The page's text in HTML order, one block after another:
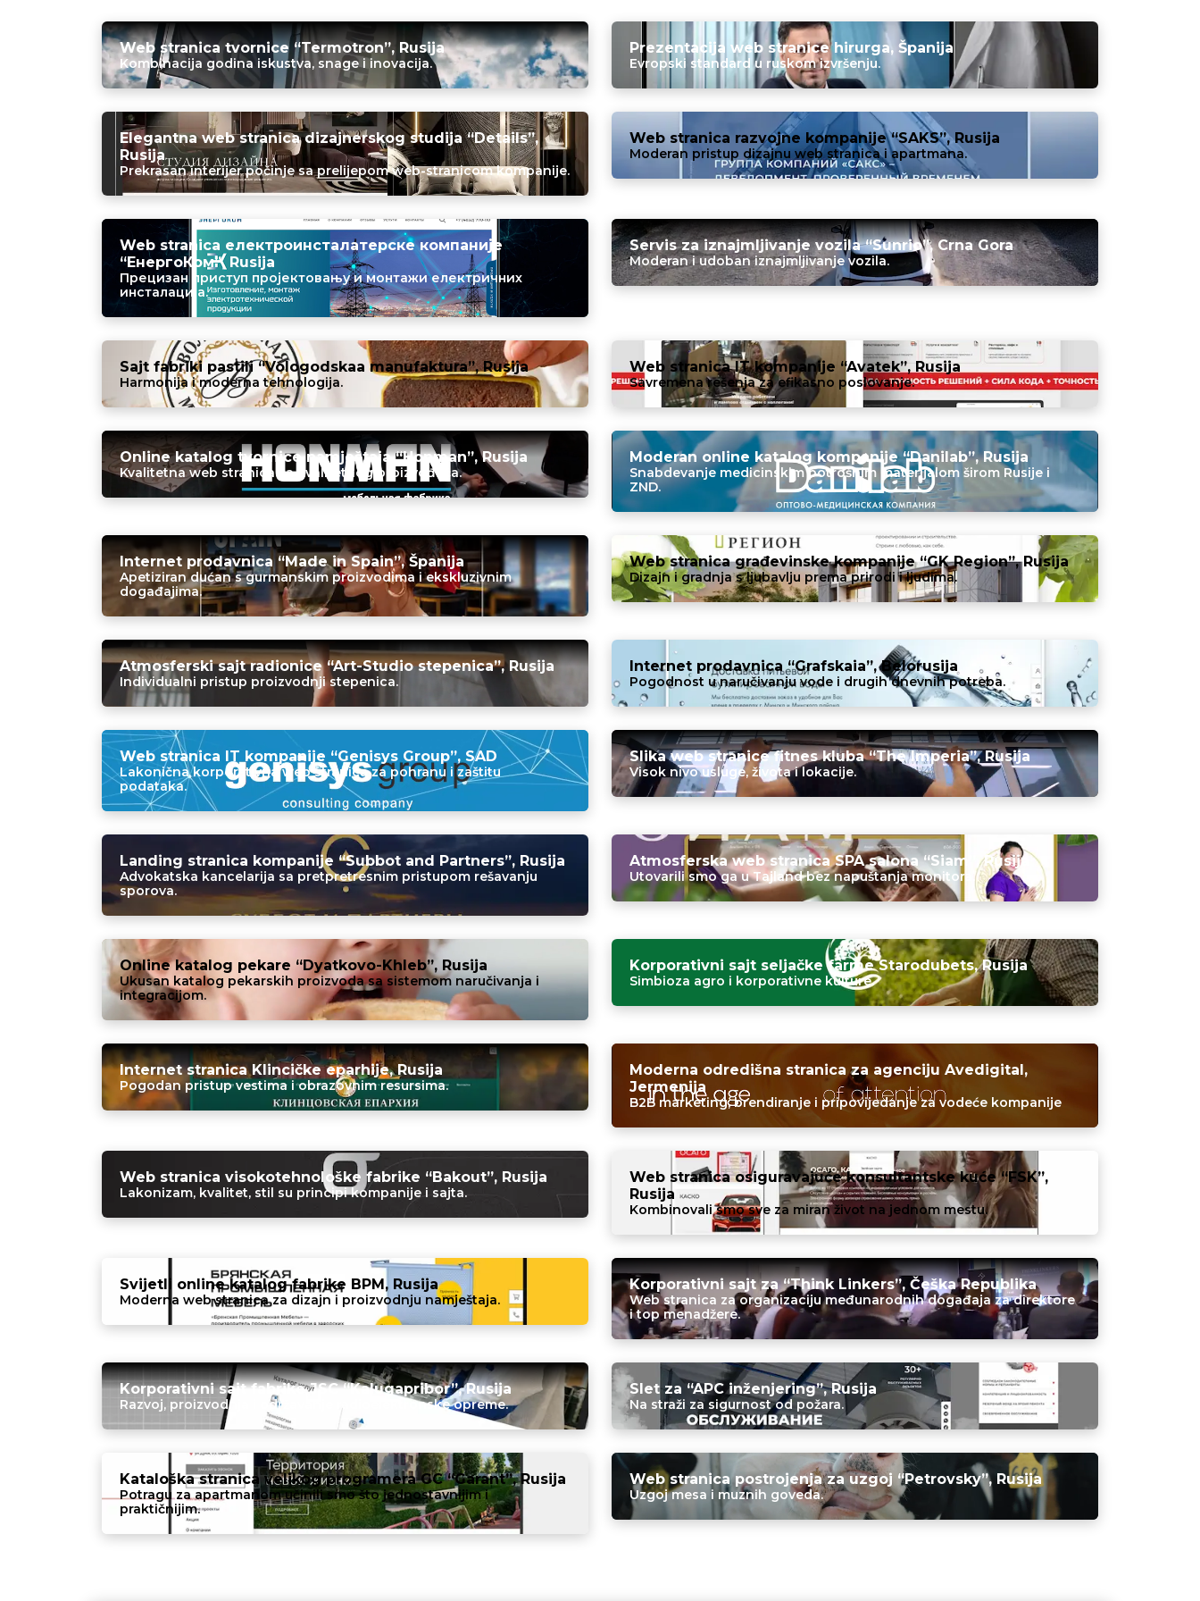
Web stranica tvornice “Termotron”, Rusija
Kombinacija godina iskustva, snage i inovacija.
Prezentacija web stranice hirurga, Španija
Evropski standard u ruskom izvršenju.
Elegantna web stranica dizajnerskog studija “Details”,
Rusija
Prekrasan interijer počinje sa prelijepom web-stranicom kompanije.
Web stranica razvojne kompanije “SAKS”, Rusija
Moderan pristup dizajnu web stranica i apartmana.
Web stranica електроинсталатерске компаније
“ЕнергоКом”, Rusija
Прецизан приступ пројектовању и монтажи електричних
инсталација.
Servis za iznajmljivanje vozila “Sunrio”, Crna Gora
Moderan i udoban iznajmljivanje vozila.
Sajt fabriki pastili “Vologodskaa manufaktura”, Rusija
Harmonija i moderna tehnologija.
Web stranica IT kompanije “Avatek”, Rusija
Savremena rešenja za efikasno poslovanje.
Online katalog tvornice namještaja “Honman”, Rusija
Kvalitetna web stranica za kvalitetnog proizvođača.
Moderan online katalog kompanije “Danilab”, Rusija
Snabdevanje medicinskim potrošnim materijalom širom Rusije i
ZND.
Internet prodavnica “Made in Spain”, Španija
Apetiziran dućan s gurmanskim proizvodima i ekskluzivnim
događajima.
Web stranica građevinske kompanije “GK Region”, Rusija
Dizajn i gradnja s ljubavlju prema prirodi i ljudima.
Atmosferski sajt radionice “Art-Studio stepenica”, Rusija
Individualni pristup proizvodnji stepenica.
Internet prodavnica “Grafskaia”, Belorusija
Pogodnost u naručivanju vode i drugih dnevnih potreba.
Web stranica IT kompanije “Genisys Group”, SAD
Lakonična korporativna web stranica za pohranu i zaštitu
podataka.
Slika web stranice fitnes kluba “The Imperia”, Rusija
Visok nivo usluge, života i lokacije.
Landing stranica kompanije “Subbot and Partners”, Rusija
Advokatska kancelarija sa pretpretresnim pristupom rešavanju
sporova.
Atmosferska web stranica SPA salona “Siam”, Rusija
Utovarili smo ga u Tajland bez napuštanja monitora.
Online katalog pekare “Dyatkovo-Khleb”, Rusija
Ukusan katalog pekarskih proizvoda sa sistemom naručivanja i
integracijom.
Korporativni sajt seljačke farme Starodubets, Rusija
Simbioza agro i korporativne kulture.
Internet stranica Klincičke eparhije, Rusija
Pogodan pristup vestima i obrazovnim resursima.
Moderna odredišna stranica za agenciju Avedigital,
Jermenija
B2B marketing, brendiranje i pripovijedanje za vodeće kompanije
Web stranica visokotehnološke fabrike “Bakout”, Rusija
Lakonizam, kvalitet, stil su principi kompanije i sajta.
Web stranica osiguravajuće konsultantske kuće “FSK”,
Rusija
Kombinovali smo sve za miran život na jednom mestu.
Svijetli online katalog fabrike BPM, Rusija
Moderna web stranica za dizajn i proizvodnju namještaja.
Korporativni sajt za “Think Linkers”, Češka Republika
Web stranica za organizaciju međunarodnih događaja za direktore
i top menadžere.
Korporativni sajt fabrike JSC “Kalugapribor”, Rusija
Razvoj, proizvodnja i održavanje radioelektronske opreme.
Slet za “APC inženjering”, Rusija
Na straži za sigurnost od požara.
Kataloška stranica velikog programera GC “Garant”, Rusija
Potragu za apartmanom učinili smo što jednostavnijim i
praktičnijim.
Web stranica postrojenja za uzgoj “Petrovsky”, Rusija
Uzgoj mesa i muznih goveda.